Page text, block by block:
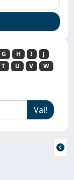
G H I
J
T U V
W